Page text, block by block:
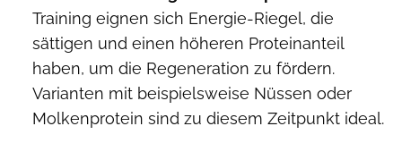
Training eignen sich Energie-Riegel, die
sättigen und einen höheren Proteinanteil
haben, um die Regeneration zu fördern.
Varianten mit beispielsweise Nüssen oder
Molkenprotein sind zu diesem Zeitpunkt ideal.